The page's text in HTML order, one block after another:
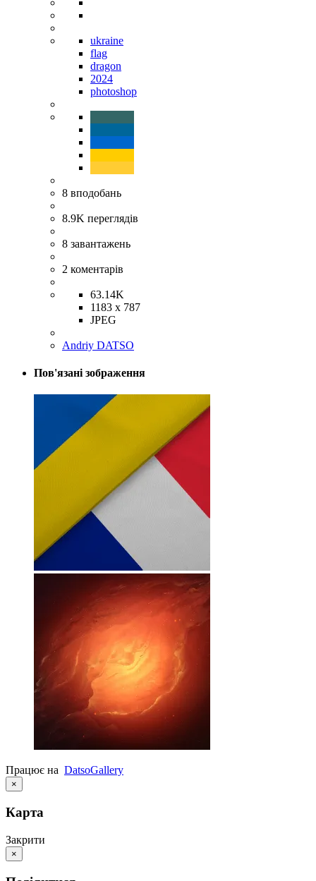
ukraine
flag
dragon
2024
photoshop
8 вподобань
8.9K переглядів
8 завантажень
2 коментарів
63.14K
1183 x 787
JPEG
Andriy DATSO
Пов'язані зображення
Працює на DatsoGallery
×
Карта
Закрити
×